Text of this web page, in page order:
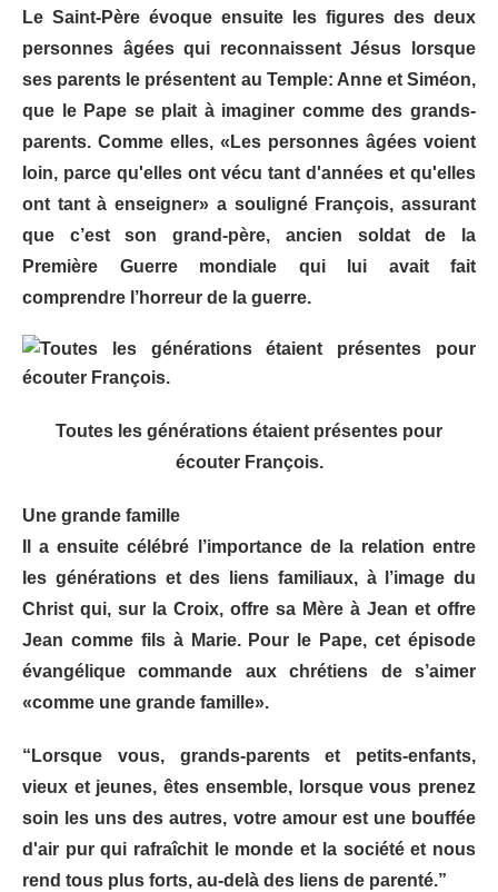
Le Saint-Père évoque ensuite les figures des deux
personnes âgées qui reconnaissent Jésus lorsque
ses parents le présentent au Temple: Anne et Siméon,
que le Pape se plait à imaginer comme des grands-
parents. Comme elles, «Les personnes âgées voient
loin, parce qu'elles ont vécu tant d'années et qu'elles
ont tant à enseigner» a souligné François, assurant
que c’est son grand-père, ancien soldat de la
Première Guerre mondiale qui lui avait fait
comprendre l’horreur de la guerre.
Toutes les générations étaient présentes pour
écouter François.
Une grande famille
Il a ensuite célébré l’importance de la relation entre
les générations et des liens familiaux, à l’image du
Christ qui, sur la Croix, offre sa Mère à Jean et offre
Jean comme fils à Marie. Pour le Pape, cet épisode
évangélique commande aux chrétiens de s’aimer
«comme une grande famille».
“Lorsque vous, grands-parents et petits-enfants,
vieux et jeunes, êtes ensemble, lorsque vous prenez
soin les uns des autres, votre amour est une bouffée
d'air pur qui rafraîchit le monde et la société et nous
rend tous plus forts, au-delà des liens de parenté.”